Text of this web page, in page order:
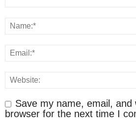
Save my name, email, and
browser for the next time I